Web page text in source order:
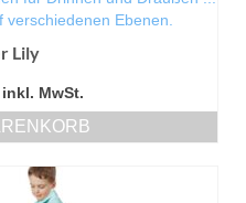
Lily
inkl. MwSt.